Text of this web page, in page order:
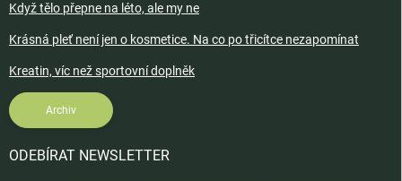
Když tělo přepne na léto, ale my ne
Krásná pleť není jen o kosmetice. Na co po třicítce nezapomínat
Kreatin, víc než sportovní doplněk
Archiv
ODEBÍRAT NEWSLETTER